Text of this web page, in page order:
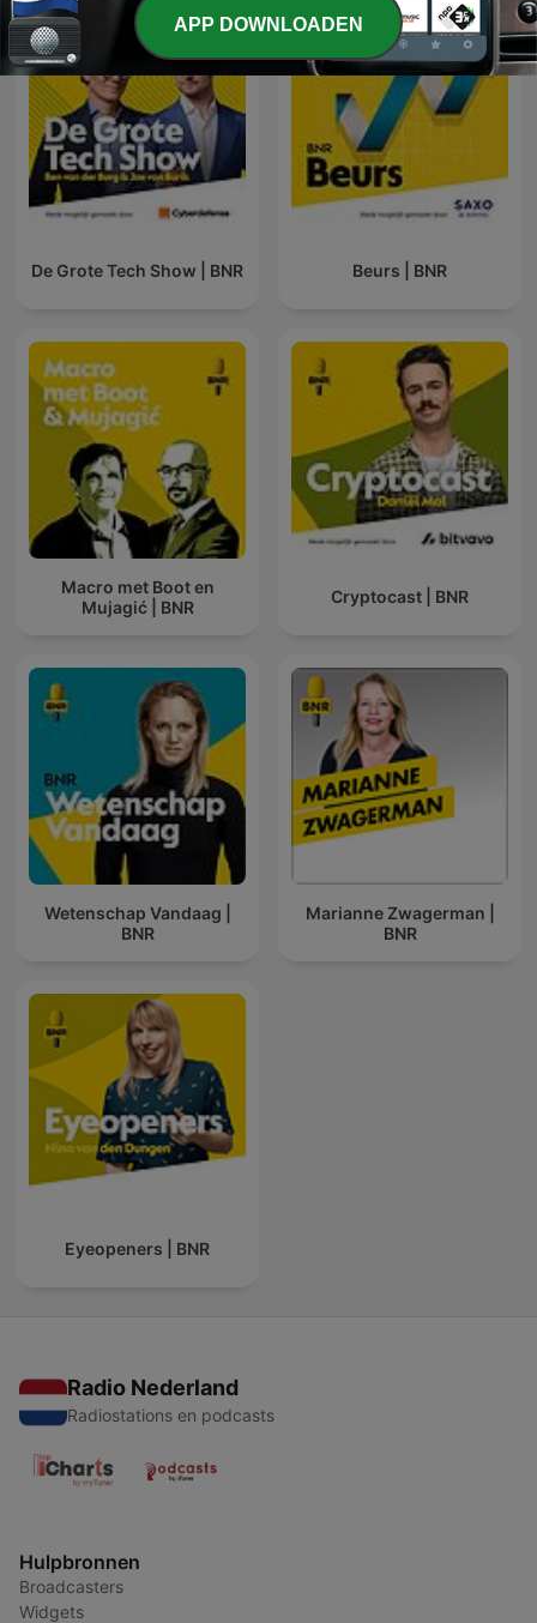
De Grote Tech Show | BNR Beurs | BNR
Macro met Boot en
Mujagić | BNR
Cryptocast | BNR
Wetenschap Vandaag |
BNR
Marianne Zwagerman |
BNR
Eyeopeners | BNR
Radio Nederland
Radiostations en podcasts
Hulpbronnen
Broadcasters
Widgets
APP DOWNLOADEN